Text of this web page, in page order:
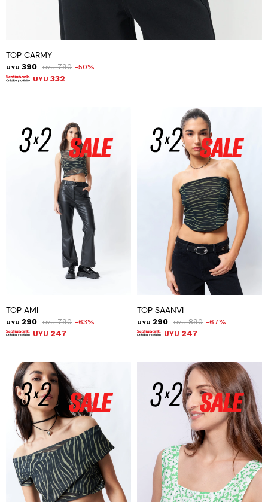
TOP CARMY
UYU 390 UYU 790 50
UYU 332
TOP AMI
UYU 290 UYU 790 63
UYU 247
TOP SAANVI
UYU 290 UYU 890 67
UYU 247